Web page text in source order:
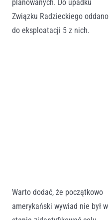
planowanych. Do upadku
Związku Radzieckiego oddano
do eksploatacji 5 z nich.
Warto dodać, że początkowo
amerykański wywiad nie był w